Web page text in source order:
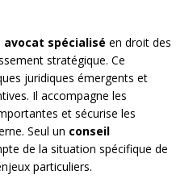
avocat spécialisé en droit des
stratégique. Ce
juridiques émergents et
Il accompagne les
et sécurise les
Seul un conseil
de la situation spécifique de
particuliers.